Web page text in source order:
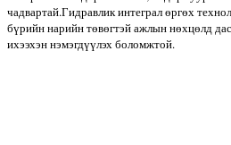
чадвартай.Гидравлик интеграл өргөх
бүрийн нарийн төвөгтэй ажлын нөхцөлд
ихээхэн нэмэгдүүлэх боломжтой.